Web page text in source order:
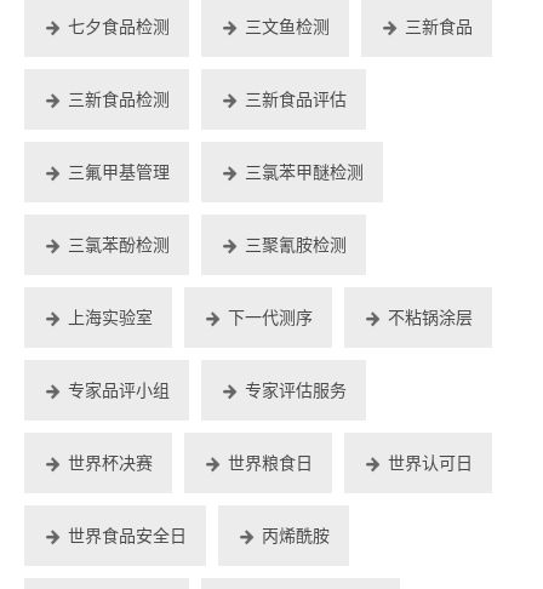
七夕食品检测 三文鱼检测 三新食品
三新食品检测 三新食品评估
三氟甲基管理 三氯苯甲醚检测
三氯苯酚检测 三聚氰胺检测
上海实验室 下一代测序 不粘锅涂层
专家品评小组 专家评估服务
世界杯决赛 世界粮食日 世界认可日
世界食品安全日 丙烯酰胺